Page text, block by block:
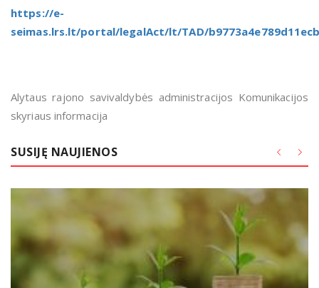
https://e-
seimas.lrs.lt/portal/legalAct/lt/TAD/
Alytaus rajono savivaldybės administracijos Komunikacijos
skyriaus informacija
SUSIJĘ NAUJIENOS